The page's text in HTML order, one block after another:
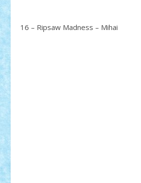
16 – Ripsaw Madness – Mihai